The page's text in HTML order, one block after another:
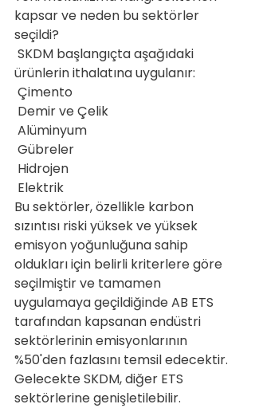
kapsar ve neden bu sektörler
seçildi?
SKDM başlangıçta aşağıdaki
ürünlerin ithalatına uygulanır:
Çimento
Demir ve Çelik
Alüminyum
Gübreler
Hidrojen
Elektrik
Bu sektörler, özellikle karbon
sızıntısı riski yüksek ve yüksek
emisyon yoğunluğuna sahip
oldukları için belirli kriterlere göre
seçilmiştir ve tamamen
uygulamaya geçildiğinde AB ETS
tarafından kapsanan endüstri
sektörlerinin emisyonlarının
%50'den fazlasını temsil edecektir.
Gelecekte SKDM, diğer ETS
sektörlerine genişletilebilir.